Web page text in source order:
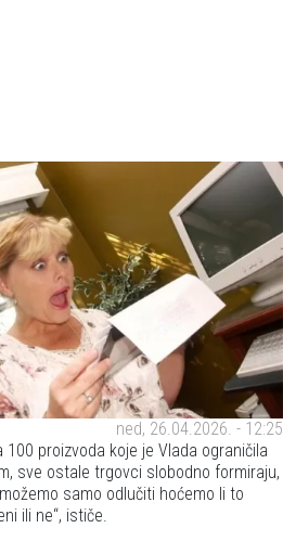
ned, 26.04.2026. - 12:25
100 proizvoda koje je Vlada ograničila
sve ostale trgovci slobodno formiraju,
samo odlučiti hoćemo li to
ili ne , ističe.